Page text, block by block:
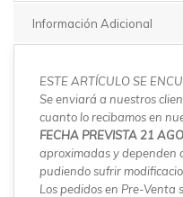
Información Adicional
ESTE ARTÍCULO SE
Se enviará a nuestros
cuanto lo recibamos en
FECHA PREVISTA 21
aproximadas y dependen
pudiendo sufrir
Los pedidos en Pre-Venta